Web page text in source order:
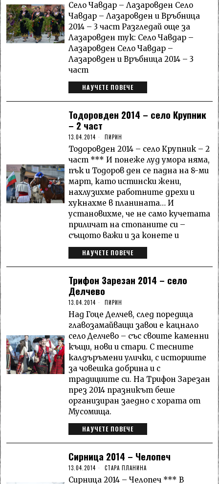
Село Чавдар – Лазаровден Село
Чавдар – Лазаровден и Връбница
2014 – 3 част Разгледай още за
Лазаровден тук: Село Чавдар –
Лазаровден Село Чавдар –
Лазаровден и Връбница 2014 – 3
част
НАУЧЕТЕ ПОВЕЧЕ
Тодоровден 2014 – село Крупник
– 2 част
13.04.2014 ПИРИН
Тодоровден 2014 – село Крупник – 2
част *** И понеже луд умора няма,
пък и Тодоров ден се падна на 8-ми
март, като истински жени,
нахлузихме работните дрехи и
хукнахме в планината… И
установихме, че не само кучетата
приличат на стопаните си –
същото важи и за конете и
НАУЧЕТЕ ПОВЕЧЕ
Трифон Зарезан 2014 – село
Делчево
13.04.2014 ПИРИН
Над Гоце Делчев, след поредица
главозамайващи завои е кацнало
село Делчево – със своите каменни
къщи, нови и стари. С тесните
калдъръмени улички, с историите
за човешка добрина и с
традициите си. На Трифон Зарезан
през 2014 празникът беше
организиран заедно с хората от
Мусомища.
НАУЧЕТЕ ПОВЕЧЕ
Сирница 2014 – Челопеч
13.04.2014 СТАРА ПЛАНИНА
Сирница 2014 – Челопеч *** В